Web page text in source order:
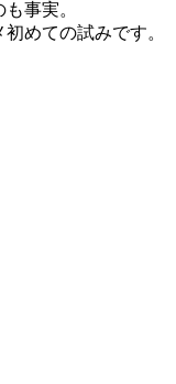
事実。
めての試みです。